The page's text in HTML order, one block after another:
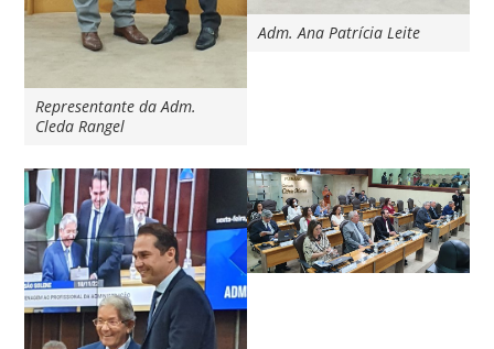
Representante da Adm.
Cleda Rangel
Adm. Ana Patrícia Leite